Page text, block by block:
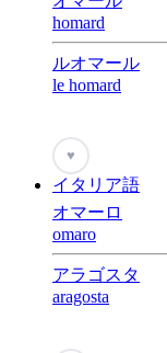
homard
ルオマール
le homard
♥
イタリア語
オマーロ
omaro
アラゴスタ
aragosta